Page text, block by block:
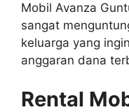
Mobil Avanza
sangat
keluarga yang
anggaran dana
Rental